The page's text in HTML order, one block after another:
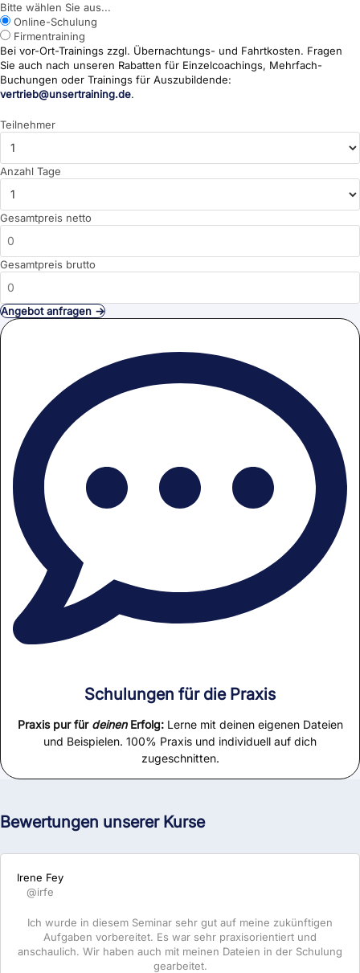
Bitte wählen Sie aus...
Online-Schulung
Firmentraining
Bei vor-Ort-Trainings zzgl. Übernachtungs- und Fahrtkosten. Fragen
Sie auch nach unseren Rabatten für Einzelcoachings, Mehrfach-
Buchungen oder Trainings für Auszubildende:
vertrieb@unsertraining.de.
Teilnehmer
Anzahl Tage
Gesamtpreis netto
Gesamtpreis brutto
Angebot anfragen →
Schulungen für die Praxis
Praxis pur für deinen Erfolg: Lerne mit deinen eigenen Dateien
und Beispielen. 100% Praxis und individuell auf dich
zugeschnitten.
Bewertungen unserer Kurse
Irene Fey
@irfe
Ich wurde in diesem Seminar sehr gut auf meine zukünftigen
Aufgaben vorbereitet. Es war sehr praxisorientiert und
anschaulich. Wir haben auch mit meinen Dateien in der Schulung
gearbeitet.